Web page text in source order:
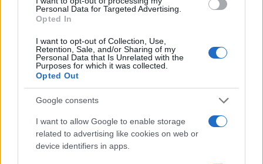
Personal Data for Targeted Advertising.
Opted In
I want to opt-out of Collection, Use,
Retention, Sale, and/or Sharing of my
Personal Data that Is Unrelated with the
Purposes for which it was collected.
Opted Out
Google consents
I want to allow Google to enable storage
related to advertising like cookies on web or
device identifiers in apps.